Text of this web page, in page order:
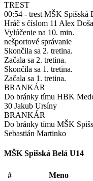
TREST
00:54 - trest MŠK Spišská
Hráč s číslom 11 Alex
Vylúčenie na 10. min.
nešportové správanie
Skončila sa 2. tretina.
Začala sa 2. tretina.
Skončila sa 1. tretina.
Začala sa 1. tretina.
BRANKÁR
Do bránky tímu HBK
30 Jakub Ursíny
BRANKÁR
Do bránky tímu MŠK
Sebastián Martinko
MŠK Spišská Belá U14
#
Meno